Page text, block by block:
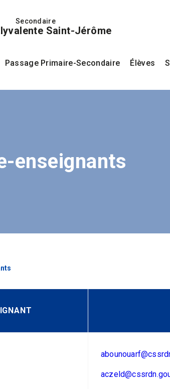
Secondaire
Saint-Jérôme
Passage Primaire-Secondaire Élèves
enseignants